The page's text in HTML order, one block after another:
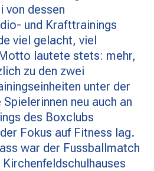
von dessen
und Krafttrainings
viel gelacht, viel
lautete stets: mehr,
zu den zwei
unter der
neu auch an
des Boxclubs
Fokus auf Fitness lag.
war der Fussballmatch